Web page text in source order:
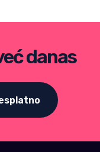
danas